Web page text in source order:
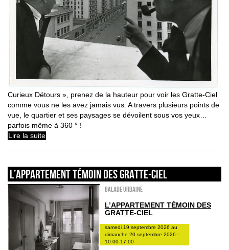
Curieux Détours », prenez de la hauteur pour voir les Gratte-Ciel
comme vous ne les avez jamais vus. A travers plusieurs points de
vue, le quartier et ses paysages se dévoilent sous vos yeux…
parfois même à 360 ° !
Lire la suite
L’APPARTEMENT TÉMOIN DES GRATTE-CIEL
Balade urbaine
L’APPARTEMENT TÉMOIN DES
GRATTE-CIEL
samedi 19 septembre 2026 au
dimanche 20 septembre 2026 -
10:00-17:00